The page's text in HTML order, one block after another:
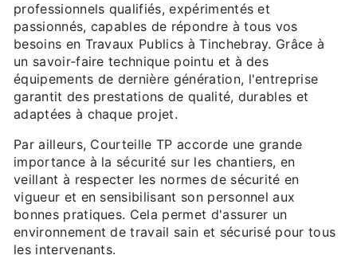
professionnels qualifiés, expérimentés et
passionnés, capables de répondre à tous vos
besoins en Travaux Publics à Tinchebray. Grâce à
un savoir-faire technique pointu et à des
équipements de dernière génération, l'entreprise
garantit des prestations de qualité, durables et
adaptées à chaque projet.
Par ailleurs, Courteille TP accorde une grande
importance à la sécurité sur les chantiers, en
veillant à respecter les normes de sécurité en
vigueur et en sensibilisant son personnel aux
bonnes pratiques. Cela permet d'assurer un
environnement de travail sain et sécurisé pour tous
les intervenants.